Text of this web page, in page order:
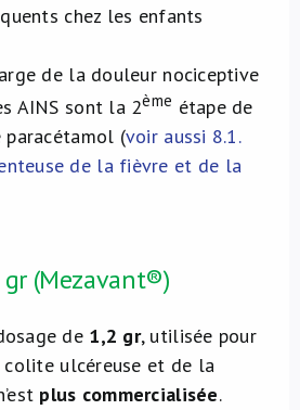
chez les enfants
de la douleur nociceptive
AINS sont la 2ème étape de
(voir aussi 8.1.
de la fièvre et de la
(Mezavant®)
de 1,2 gr, utilisée pour
ulcéreuse et de la
plus commercialisée.